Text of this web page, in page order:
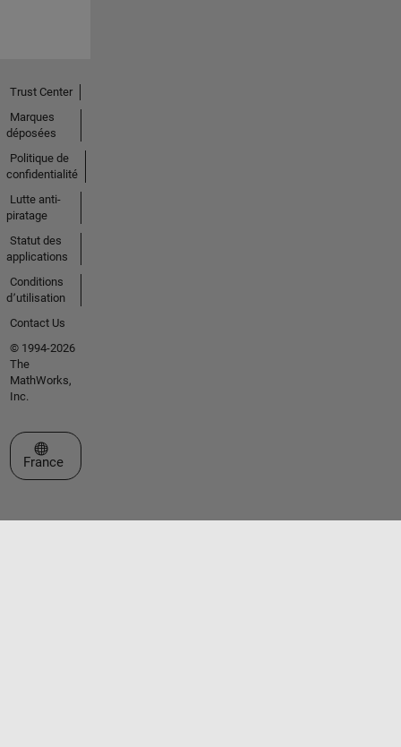
Trust Center
Marques
déposées
Politique de
confidentialité
Lutte anti-
piratage
Statut des
applications
Conditions
d՚utilisation
Contact Us
© 1994-2026
The
MathWorks,
Inc.
Sélectionner un site web
France